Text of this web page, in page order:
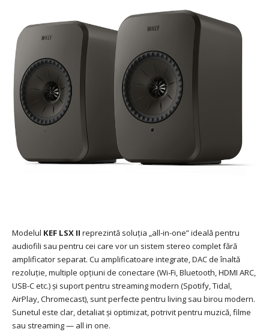
Modelul KEF LSX II reprezintă soluția „all-in-one” ideală pentru
audiofili sau pentru cei care vor un sistem stereo complet fără
amplificator separat. Cu amplificatoare integrate, DAC de înaltă
rezoluție, multiple opțiuni de conectare (Wi-Fi, Bluetooth, HDMI ARC,
USB-C etc.) și suport pentru streaming modern (Spotify, Tidal,
AirPlay, Chromecast), sunt perfecte pentru living sau birou modern.
Sunetul este clar, detaliat și optimizat, potrivit pentru muzică, filme
sau streaming — all in one.